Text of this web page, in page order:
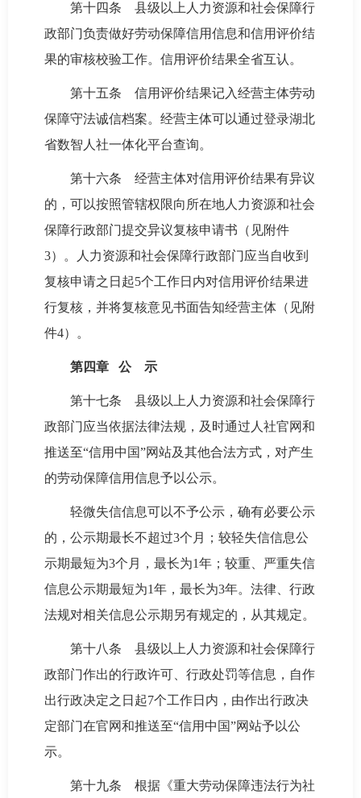
第十四条 县级以上人力资源和社会保障行
政部门负责做好劳动保障信用信息和信用评价结
果的审核校验工作。信用评价结果全省互认。
第十五条 信用评价结果记入经营主体劳动
保障守法诚信档案。经营主体可以通过登录湖北
省数智人社一体化平台查询。
第十六条 经营主体对信用评价结果有异议
的，可以按照管辖权限向所在地人力资源和社会
保障行政部门提交异议复核申请书（见附件
3）。人力资源和社会保障行政部门应当自收到
复核申请之日起5个工作日内对信用评价结果进
行复核，并将复核意见书面告知经营主体（见附
件4）。
第四章 公 示
第十七条 县级以上人力资源和社会保障行
政部门应当依据法律法规，及时通过人社官网和
推送至“信用中国”网站及其他合法方式，对产生
的劳动保障信用信息予以公示。
轻微失信信息可以不予公示，确有必要公示
的，公示期最长不超过3个月；较轻失信信息公
示期最短为3个月，最长为1年；较重、严重失信
信息公示期最短为1年，最长为3年。法律、行政
法规对相关信息公示期另有规定的，从其规定。
第十八条 县级以上人力资源和社会保障行
政部门作出的行政许可、行政处罚等信息，自作
出行政决定之日起7个工作日内，由作出行政决
定部门在官网和推送至“信用中国”网站予以公
示。
第十九条 根据《重大劳动保障违法行为社